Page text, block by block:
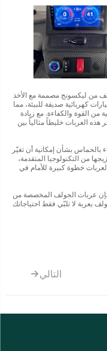
من ليكسونج مصممة مع الأخذ
كهربائية صديقة للبيئة، مما
من القوة والكفاءة. مع زيادة
هذه العربات خليطاً مثالياً بين
بشأن إمكانية أن تغيّر
من التكنولوجيا المتقدمة،
خطوة كبيرة للأمام في
عربات الجولف المخصصة من
بعربة لا تلبّي فقط احتياجاتك
التالي